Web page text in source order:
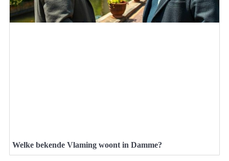
Welke bekende Vlaming woont in Damme?